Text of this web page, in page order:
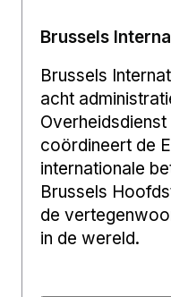
Brussels
Brussels
acht
coördineert de
internationale
Brussels
de
in de wereld.